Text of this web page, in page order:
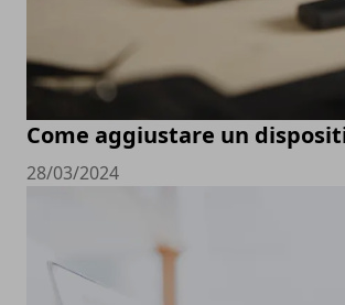
Come aggiustare un
28/03/2024